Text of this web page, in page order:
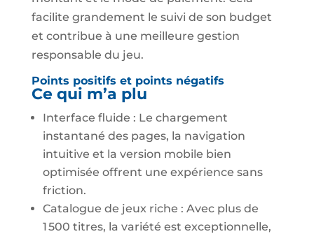
facilite grandement le suivi de son budget
et contribue à une meilleure gestion
responsable du jeu.
Points positifs et points négatifs
Ce qui m’a plu
Interface fluide : Le chargement
instantané des pages, la navigation
intuitive et la version mobile bien
optimisée offrent une expérience sans
friction.
Catalogue de jeux riche : Avec plus de
1 500 titres, la variété est exceptionnelle,